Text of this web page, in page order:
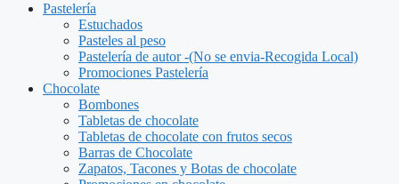
Pastelería
Estuchados
Pasteles al peso
Pastelería de autor -(No se envia-Recogida Local)
Promociones Pastelería
Chocolate
Bombones
Tabletas de chocolate
Tabletas de chocolate con frutos secos
Barras de Chocolate
Zapatos, Tacones y Botas de chocolate